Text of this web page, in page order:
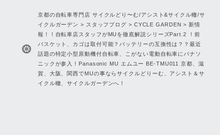
京都の自転車専門店 サイクルどり〜む/アシスト&サイクル轍/サ
イクルガーデン > スタッフブログ > CYCLE GARDEN > 新情
報！！自転車店スタッフがMUを徹底解説シリーズPart.2 ！前
バスケット、カゴは取付可能？バッテリーの互換性は？？最近
話題の特定小型原動機付自転車、こがない電動自転車にパナソ
ニックが参入！Panasonic MU エムユー BE-TMU011 京都、滋
賀、大阪、関西でMUの事ならサイクルどりーむ、アシスト＆サ
イクル轍、サイクルガーデンへ！